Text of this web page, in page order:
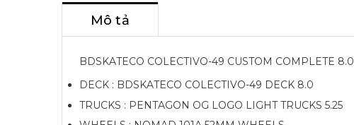
Mô tả
BDSKATECO COLECTIVO-49 CUSTOM COMPLETE 8.0
DECK : BDSKATECO COLECTIVO-49 DECK 8.0
TRUCKS : PENTAGON OG LOGO LIGHT TRUCKS 5.25